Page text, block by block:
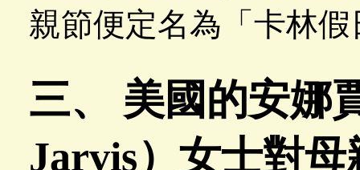
親節便定名為「卡林假
三、 美國的安娜
Jarvis）女士對